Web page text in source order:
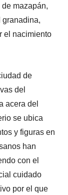
mazapán,
granadina,
el nacimiento
de
del
acera del
se ubica
y figuras en
han
con el
cuidado
por el que